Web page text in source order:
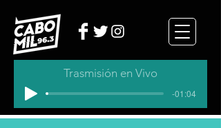
Trasmisión en Vivo
-01:04